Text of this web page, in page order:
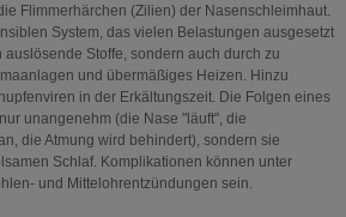
Flimmerhärchen (Zilien) der Nasenschleimhaut.
System, das vielen Belastungen ausgesetzt
auslösende Stoffe, sondern auch durch zu
und übermäßiges Heizen. Hinzu
in der Erkältungszeit. Die Folgen eines
unangenehm (die Nase "läuft", die
die Atmung wird behindert), sondern sie
Schlaf. Komplikationen können unter
und Mittelohrentzündungen sein.